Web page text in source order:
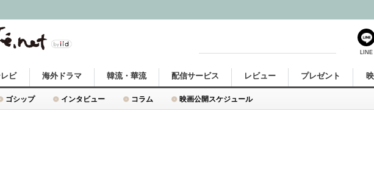
ゴシップ インタビュー コラム 映画公開スケジュール
ビ 海外ドラマ 韓流・華流 配信サービス レビュー プレゼント
LINE